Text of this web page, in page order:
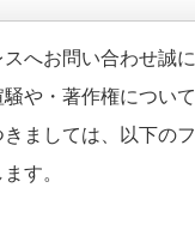
へお問い合わせ誠
や・著作権につい
ましては、以下の
す。